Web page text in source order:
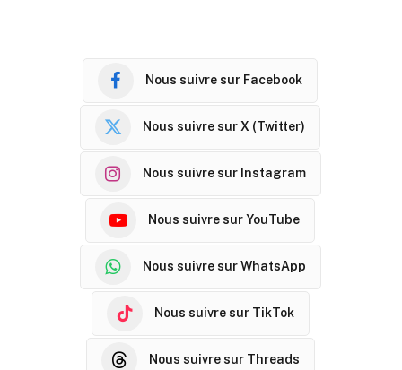
Nous suivre sur Facebook
Nous suivre sur X (Twitter)
Nous suivre sur Instagram
Nous suivre sur YouTube
Nous suivre sur WhatsApp
Nous suivre sur TikTok
Nous suivre sur Threads